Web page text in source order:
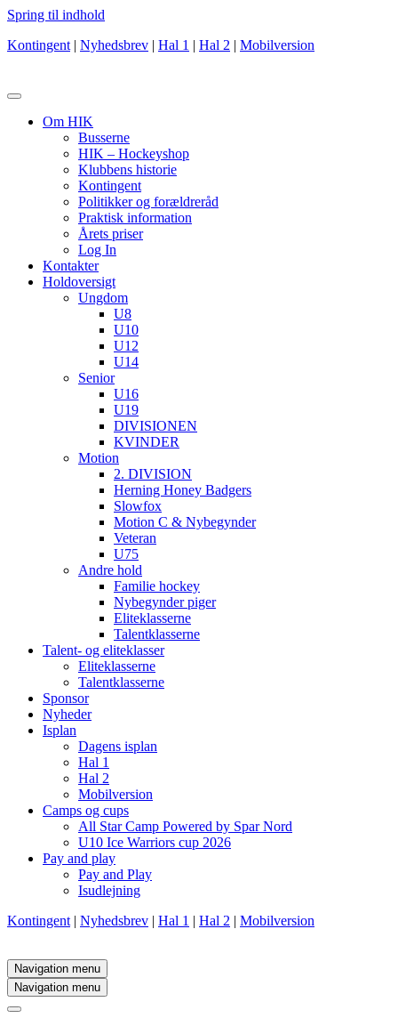
Spring til indhold
Kontingent | Nyhedsbrev | Hal 1 | Hal 2 | Mobilversion
Om HIK
Busserne
HIK – Hockeyshop
Klubbens historie
Kontingent
Politikker og forældreråd
Praktisk information
Årets priser
Log In
Kontakter
Holdoversigt
Ungdom
U8
U10
U12
U14
Senior
U16
U19
DIVISIONEN
KVINDER
Motion
2. DIVISION
Herning Honey Badgers
Slowfox
Motion C & Nybegynder
Veteran
U75
Andre hold
Familie hockey
Nybegynder piger
Eliteklasserne
Talentklasserne
Talent- og eliteklasser
Eliteklasserne
Talentklasserne
Sponsor
Nyheder
Isplan
Dagens isplan
Hal 1
Hal 2
Mobilversion
Camps og cups
All Star Camp Powered by Spar Nord
U10 Ice Warriors cup 2026
Pay and play
Pay and Play
Isudlejning
Kontingent | Nyhedsbrev | Hal 1 | Hal 2 | Mobilversion
Navigation menu
Navigation menu